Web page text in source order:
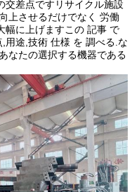
交差点ですリサイクル施設
上させるだけでなく 労働
幅に上げますこの 記事 で
用途,技術 仕様 を 調べる.な
なたの選択する機器である